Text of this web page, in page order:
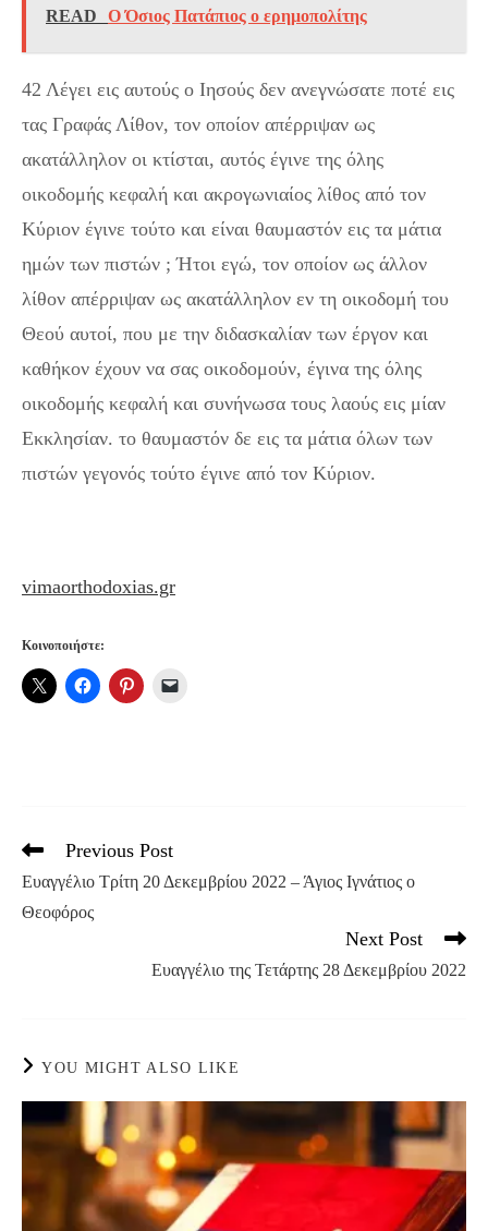
READ Ο Όσιος Πατάπιος ο ερημοπολίτης
42 Λέγει εις αυτούς ο Ιησούς δεν ανεγνώσατε ποτέ εις
τας Γραφάς Λίθον, τον οποίον απέρριψαν ως
ακατάλληλον οι κτίσται, αυτός έγινε της όλης
οικοδομής κεφαλή και ακρογωνιαίος λίθος από τον
Κύριον έγινε τούτο και είναι θαυμαστόν εις τα μάτια
ημών των πιστών ; Ήτοι εγώ, τον οποίον ως άλλον
λίθον απέρριψαν ως ακατάλληλον εν τη οικοδομή του
Θεού αυτοί, που με την διδασκαλίαν των έργον και
καθήκον έχουν να σας οικοδομούν, έγινα της όλης
οικοδομής κεφαλή και συνήνωσα τους λαούς εις μίαν
Εκκλησίαν. το θαυμαστόν δε εις τα μάτια όλων των
πιστών γεγονός τούτο έγινε από τον Κύριον.
vimaorthodoxias.gr
Κοινοποιήστε:
Read
articles
Previous Post
Ευαγγέλιο Τρίτη 20 Δεκεμβρίου 2022 – Άγιος Ιγνάτιος ο
Θεοφόρος
Next Post
Ευαγγέλιο της Τετάρτης 28 Δεκεμβρίου 2022
YOU MIGHT ALSO LIKE